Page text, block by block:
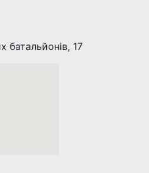
батальйонів, 17